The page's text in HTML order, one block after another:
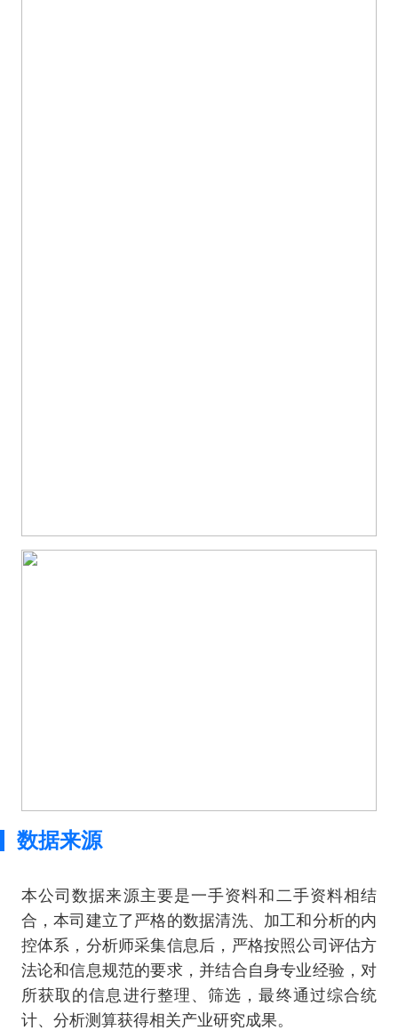
数据来源
本公司数据来源主要是一手资料和二手资料相结
合，本司建立了严格的数据清洗、加工和分析的内
控体系，分析师采集信息后，严格按照公司评估方
法论和信息规范的要求，并结合自身专业经验，对
所获取的信息进行整理、筛选，最终通过综合统
计、分析测算获得相关产业研究成果。